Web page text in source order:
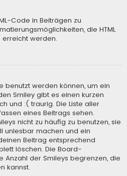
Code in Beiträgen zu
die HTML
erreicht werden.
benutzt werden können, um ein
Smiley gibt es einen kurzen
und :( traurig. Die Liste aller
eines Beitrags sehen.
nicht zu häufig zu benutzen, sie
unlesbar machen und ein
Beitrag entsprechend
löschen. Die Board-
Anzahl der Smileys begrenzen, die
kannst.